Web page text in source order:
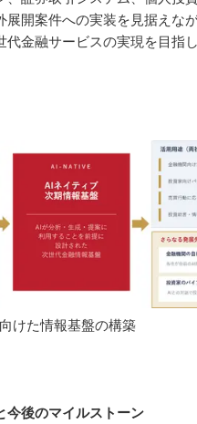
展開案件への実装を見据えな
代金融サービスの実現を目指
けた情報基盤の構築
今後のマイルストーン